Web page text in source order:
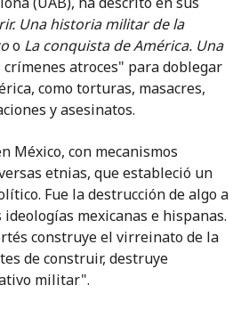
Una historia militar de la
o La conquista de América. Una
crímenes atroces" para doblegar
como torturas, masacres,
y asesinatos.
México, con mecanismos
etnias, que estableció un
Fue la destrucción de algo a
mexicanas e hispanas.
construye el virreinato de la
de construir, destruye
militar".